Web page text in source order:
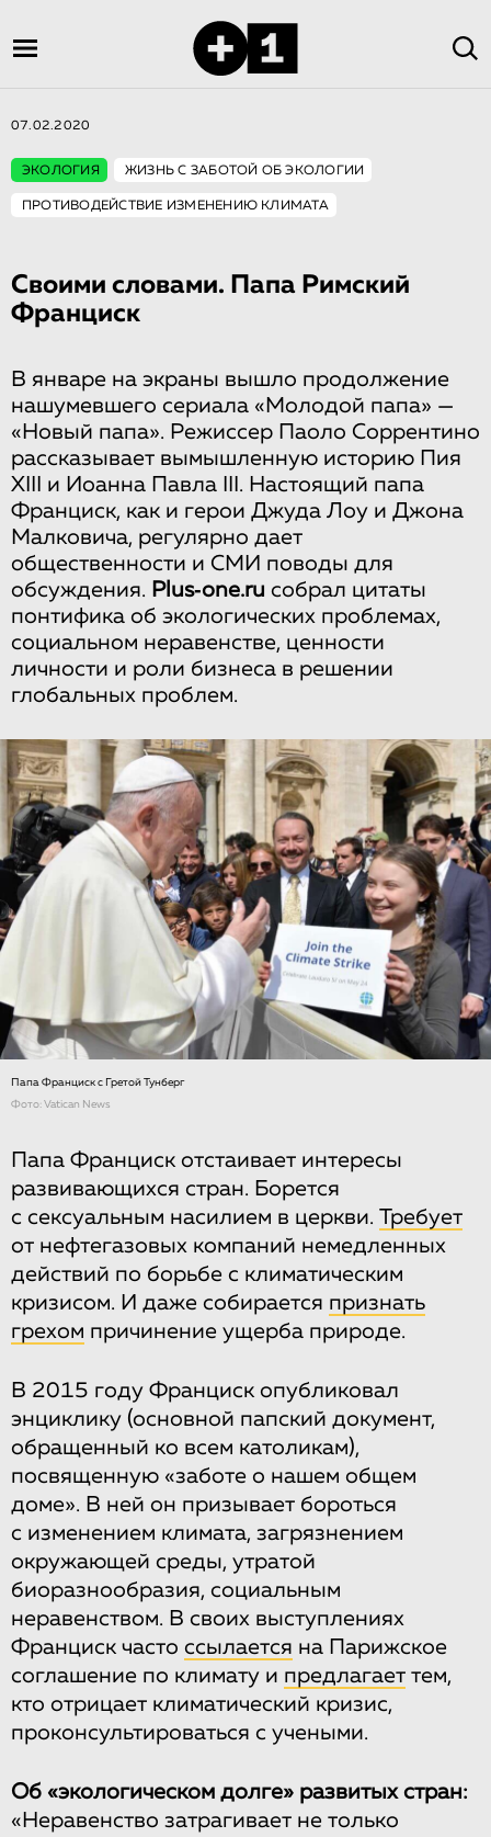
07.02.2020
ЭКОЛОГИЯ ЖИЗНЬ С ЗАБОТОЙ ОБ ЭКОЛОГИИ
ПРОТИВОДЕЙСТВИЕ ИЗМЕНЕНИЮ КЛИМАТА
Своими словами. Папа Римский
Франциск
В январе на экраны вышло продолжение
нашумевшего сериала «Молодой папа» —
«Новый папа». Режиссер Паоло Соррентино
рассказывает вымышленную историю Пия
XIII и Иоанна Павла III. Настоящий папа
Франциск, как и герои Джуда Лоу и Джона
Малковича, регулярно дает
общественности и СМИ поводы для
обсуждения. Plus‑one.ru собрал цитаты
понтифика об экологических проблемах,
социальном неравенстве, ценности
личности и роли бизнеса в решении
глобальных проблем.
Папа Франциск с Гретой Тунберг
Фото: Vatican News
Папа Франциск отстаивает интересы
развивающихся стран. Борется
с сексуальным насилием в церкви. Требует
от нефтегазовых компаний немедленных
действий по борьбе с климатическим
кризисом. И даже собирается признать
грехом причинение ущерба природе.
В 2015 году Франциск опубликовал
энциклику (основной папский документ,
обращенный ко всем католикам),
посвященную «заботе о нашем общем
доме». В ней он призывает бороться
с изменением климата, загрязнением
окружающей среды, утратой
биоразнообразия, социальным
неравенством. В своих выступлениях
Франциск часто ссылается на Парижское
соглашение по климату и предлагает тем,
кто отрицает климатический кризис,
проконсультироваться с учеными.
Об «экологическом долге» развитых стран:
«Неравенство затрагивает не только